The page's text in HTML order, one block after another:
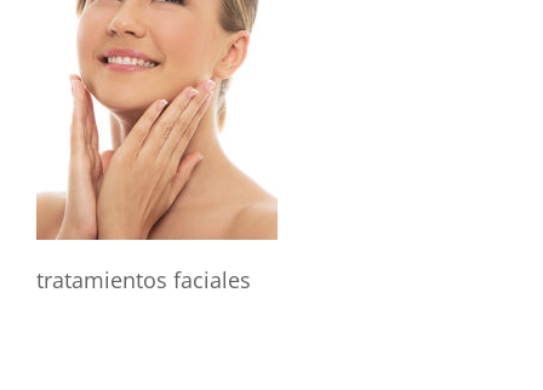
tratamientos faciales